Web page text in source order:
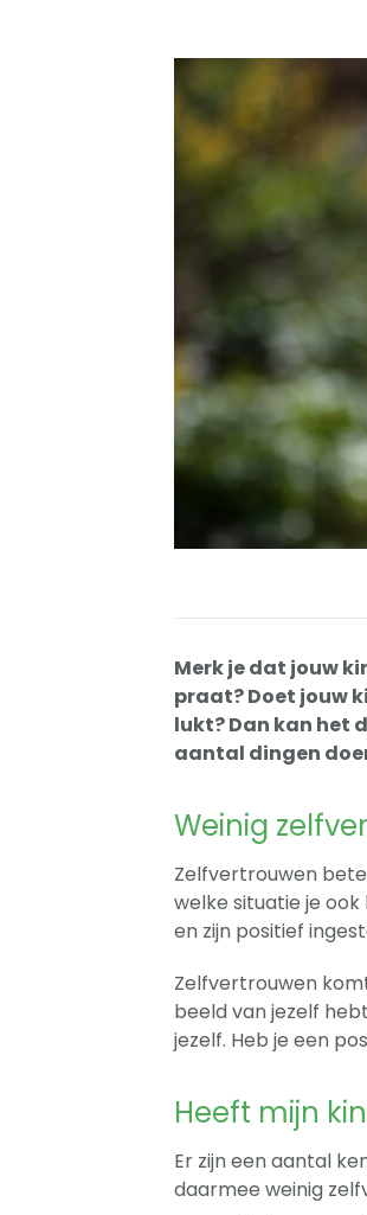
Merk je dat jouw
praat? Doet jouw
lukt? Dan kan het
aantal dingen
Weinig
Zelfvertrouwen
welke situatie je
en zijn positief
Zelfvertrouwen
beeld van jezelf
jezelf. Heb je een
Heeft mijn
Er zijn een aantal
daarmee weinig